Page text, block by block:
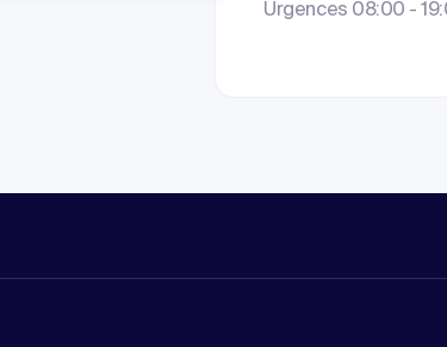
Urgences 08:00 -